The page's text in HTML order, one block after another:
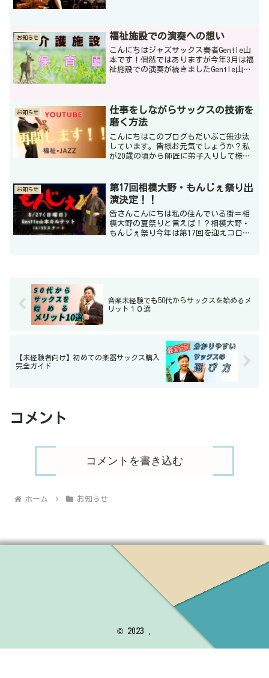
常生活で生きづら...
お知らせ 福祉施設での演奏への想い
こんにちはジャズサックス奏者Gentle山
本です！偶然ではありますが今年3月は福
祉施設での演奏が続きましたGentle山本
スやカフェ...
お知らせ
仕事をしながらサックスの技術を
磨く方法
こんにちはこのブログもだいぶご無沙汰
しています。皆様お元気でしょうか？私
が20歳の頃から師匠に弟子入りして様々
て活動してきました。ここ3年間は音楽活
動の水面下で福祉の...
お知らせ
第17回相模大野・もんじぇ祭り出
演決定！！
皆さんこんにちは私の住んでいる街＝相
模大野の夏祭りと言えば！？相模大野・
もんじぇ祭り今年は第17回を迎えコロナ
音楽未経験でも50代からサックスを始めるメ
リット１０選
【未経験者向け】初めての楽器サックス購入
完全ガイド
コメント
コメントを書き込む
ホーム お知らせ
© 2023 .